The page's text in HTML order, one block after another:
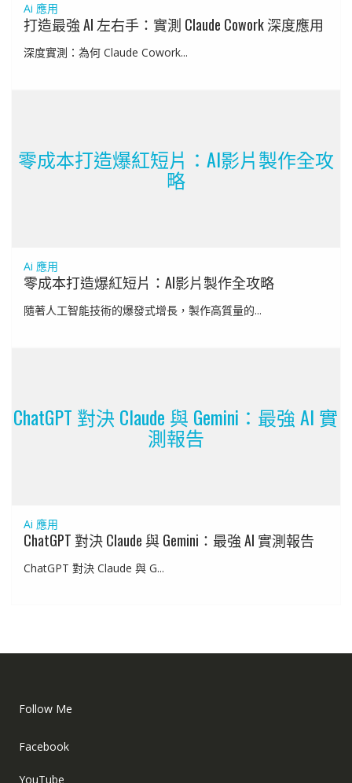
Ai 應用
打造最強 AI 左右手：實測 Claude Cowork 深度應用
深度實測：為何 Claude Cowork...
零成本打造爆紅短片：AI影片製作全攻
略
Ai 應用
零成本打造爆紅短片：AI影片製作全攻略
隨著人工智能技術的爆發式增長，製作高質量的...
ChatGPT 對決 Claude 與 Gemini：最強 AI 實
測報告
Ai 應用
ChatGPT 對決 Claude 與 Gemini：最強 AI 實測報告
ChatGPT 對決 Claude 與 G...
Follow Me
Facebook
YouTube